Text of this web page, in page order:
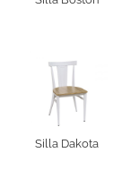
Silla Dakota